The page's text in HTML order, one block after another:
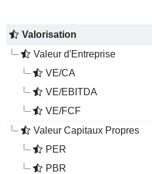
Valorisation
Valeur d'Entreprise
VE/CA
VE/EBITDA
VE/FCF
Valeur Capitaux Propres
PER
PBR